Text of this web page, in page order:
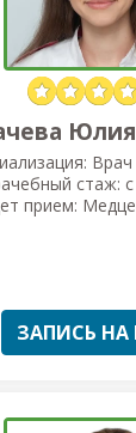
стаж: с
прием:
ЗАПИСЬ НА